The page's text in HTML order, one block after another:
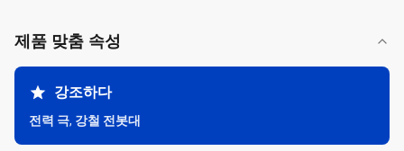
제품 맞춤 속성
강조하다
전력 극, 강철 전봇대